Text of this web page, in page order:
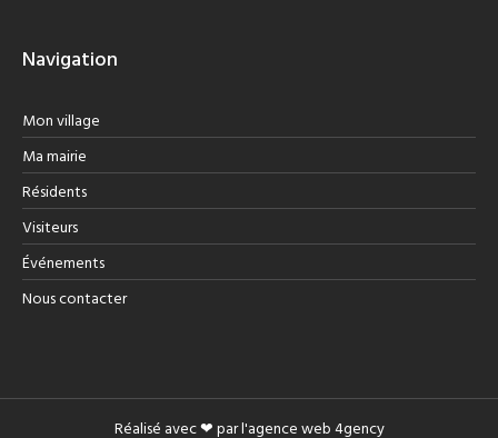
Navigation
Mon village
Ma mairie
Résidents
Visiteurs
Événements
Nous contacter
Réalisé avec ❤ par l'agence web4gency